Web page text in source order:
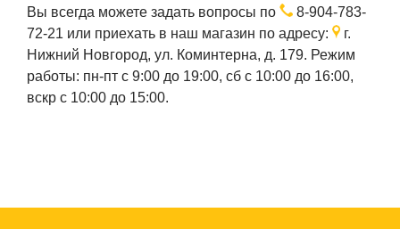
Вы всегда можете задать вопросы по
8-904-783-
72-21 или приехать в наш магазин по адресу:
г.
Нижний Новгород, ул. Коминтерна, д. 179. Режим
работы: пн-пт с 9:00 до 19:00, сб с 10:00 до 16:00,
вскр с 10:00 до 15:00.